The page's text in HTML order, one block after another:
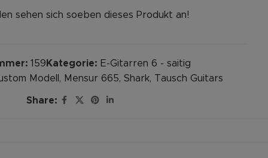
sehen sich soeben dieses Produkt an!
159 Kategorie: E-Gitarren 6 - saitig
Modell , Mensur 665, Shark, Tausch Guitars
Share: